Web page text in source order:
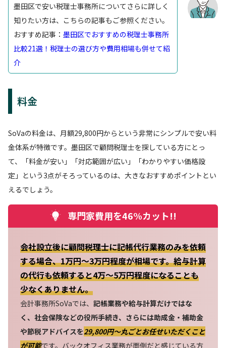
墨田区で安い税理士事務所についてさらに詳しく
知りたい方は、こちらの記事もご参照ください。
おすすめ記事： 墨田区でおすすめの税理士事務所
比較21選！税理士の選び方や費用相場も併せて紹
介
料金
SoVaの料金は、月額29,800円からという非常にシンプルで安い料
金体系が特徴です。墨田区で顧問税理士を探している方にとっ
て、「料金が安い」「対応範囲が広い」「わかりやすい価格設
定」という3点がそろっているのは、大きなおすすめポイントとい
えるでしょう。
専門家費用を46%カット!!
会社設立後に顧問税理士に記帳代行業務のみを依頼
する場合、1万円～3万円程度が相場です。給与計算
の代行も依頼すると4万～5万円程度になることも
少なくありません。
会計事務所SoVaでは、 記帳業務や給与計算だけではな
く、社会保険などの役所手続き、さらには助成金・補助金
や節税アドバイスを29,800円〜丸ごとお任せいただくこと
が可能です。バックオフィス業務が面倒だと感じている方